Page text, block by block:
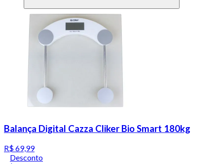
Balança Digital Cazza Cliker Bio Smart 180kg
R$ 69,99
Desconto